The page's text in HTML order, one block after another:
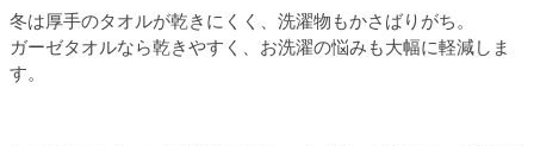
冬は厚手のタオルが乾きにくく、洗濯物もかさばりがち。
ガーゼタオルなら乾きやすく、お洗濯の悩みも大幅に軽減しま
す。